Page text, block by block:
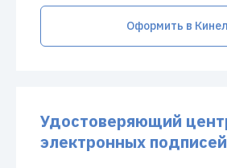
Оформить в
Удостоверяющий
электронных подписей